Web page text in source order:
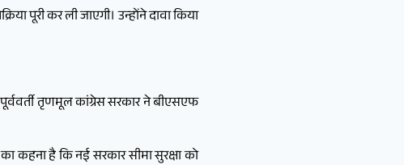
पूरी कर ली जाएगी। उन्होंने दावा किया
तृणमूल कांग्रेस सरकार ने बीएसएफ
कहना है कि नई सरकार सीमा सुरक्षा को